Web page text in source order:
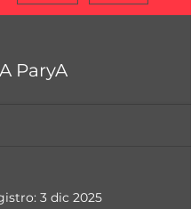
ParyA
3 dic 2025